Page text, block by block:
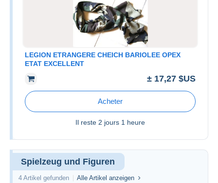
LEGION ETRANGERE CHEICH BARIOLEE OPEX
ETAT EXCELLENT
± 17,27 $US
Acheter
Il reste 2 jours 1 heure
Spielzeug und Figuren
4 Artikel gefunden Alle Artikel anzeigen